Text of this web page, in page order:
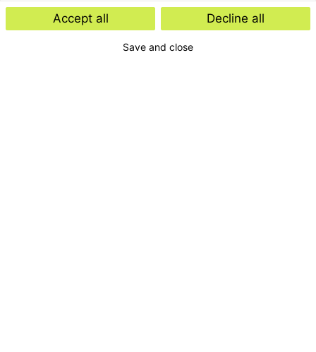
Accept all Decline all
Save and close